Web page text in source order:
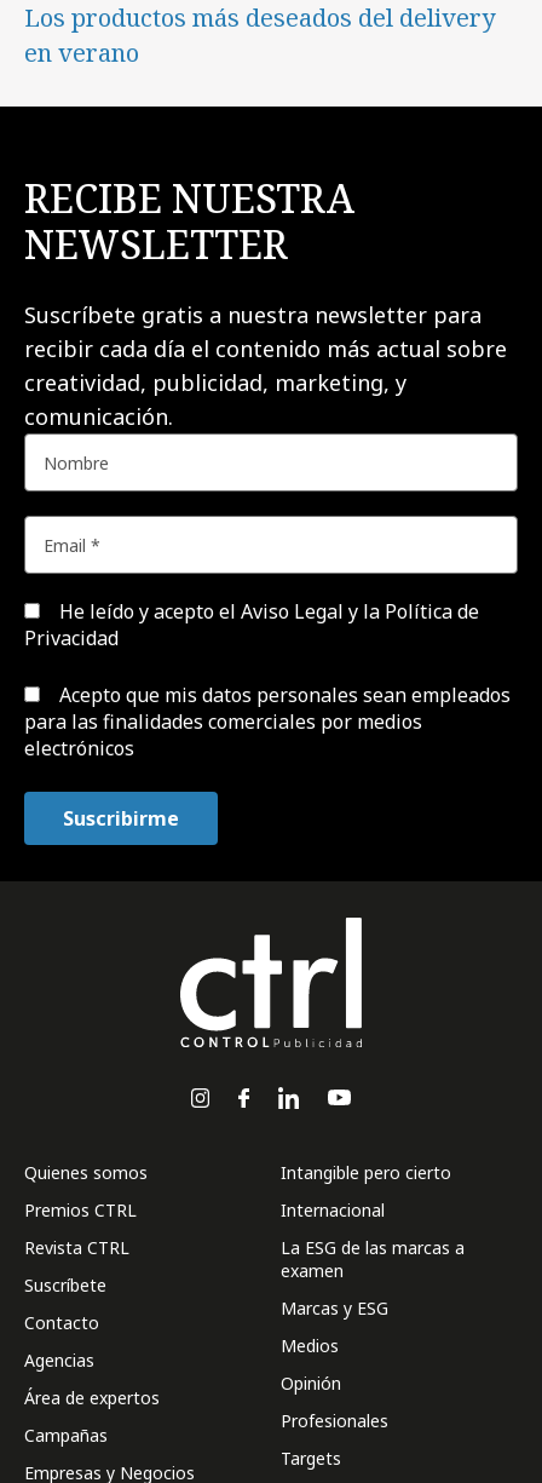
Los productos más deseados del delivery
en verano
RECIBE NUESTRA
NEWSLETTER
Suscríbete gratis a nuestra newsletter para
recibir cada día el contenido más actual sobre
creatividad, publicidad, marketing, y
comunicación.
He leído y acepto el Aviso Legal y la Política de
Privacidad
Acepto que mis datos personales sean empleados
para las finalidades comerciales por medios
electrónicos
Quienes somos
Premios CTRL
Revista CTRL
Suscríbete
Contacto
Agencias
Área de expertos
Campañas
Empresas y Negocios
Intangible pero cierto
Internacional
La ESG de las marcas a
examen
Marcas y ESG
Medios
Opinión
Profesionales
Targets